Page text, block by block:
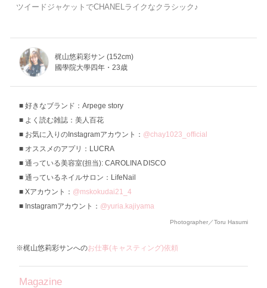
ツイードジャケットでCHANELライクなクラシック♪
梶山悠莉彩サン (152cm)
國學院大學四年・23歳
好きなブランド：Arpege story
よく読む雑誌：美人百花
お気に入りのInstagramアカウント： @chay1023_official
オススメのアプリ：LUCRA
通っている美容室(担当): CAROLINA DISCO
通っているネイルサロン：LifeNail
Xアカウント： @mskokudai21_4
Instagramアカウント： @yuria.kajiyama
Photographer／Toru Hasumi
※梶山悠莉彩サンへのお仕事(キャスティング)依頼
Magazine